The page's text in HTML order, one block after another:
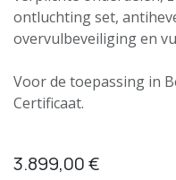
ontluchting set,
overvulbeveiliging en
Voor de toepassing in
Certificaat.
3.899,00€